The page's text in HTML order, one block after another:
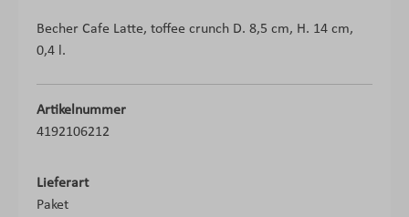
Becher Cafe Latte, toffee crunch D. 8,5 cm, H. 14 cm,
0,4 l.
Artikelnummer
4192106212
Lieferart
Paket